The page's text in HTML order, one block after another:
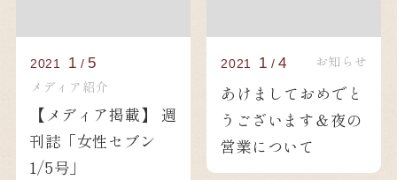
2021 1 / 5
メディア紹介
【メディア掲載】 週
刊誌「女性セブン
1/5号」
2021 1 / 4 お知らせ
あけましておめでと
うございます＆夜の
営業について